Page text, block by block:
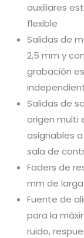
auxiliares
flexible
Salidas de
2,5 mm y
grabación
Salidas de
origen multi
asignables
sala de
Faders de
mm de
Fuente de
para la
ruido,